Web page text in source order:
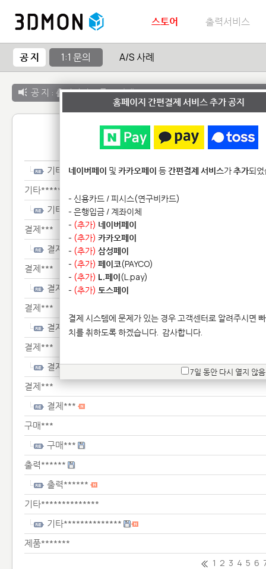
스토어 출력서비스
공 지 1:1 문의 A/S 사례
공 지 : 출력서비스 종료 안내
1:1 문
기타**************
기타**************
기타**************
결제***
결제***
결제***
결제***
결제***
결제***
결제***
결제***
결제***
결제***
구매***
구매***
출력******
출력******
기타**************
기타**************
제품*******
1 2 3 4 5 6
홈페이지 간편결제 서비스 추가 공지
네이버페이 및 카카오페이 등간편결제 서비스가추가되
- 신용카드 / 피시스(연구비카드)
- 은행입금 / 계좌이체
- (추가) 네이버페이
- (추가) 카카오페이
- (추가) 삼성페이
- (추가) 페이코(PAYCO)
- (추가) L.페이(L.pay)
- (추가) 토스페이
결제 시스템에 문제가 있는 경우 고객센터로 알려주시면
치를 취하도록 하겠습니다. 감사합니다.
7일 동안 다시 열지 않음